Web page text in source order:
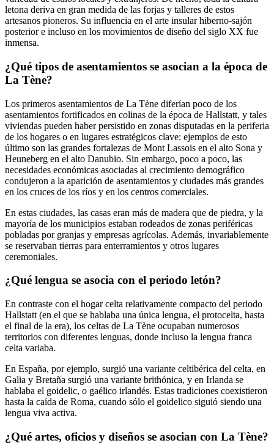
letona deriva en gran medida de las forjas y talleres de estos
artesanos pioneros. Su influencia en el arte insular hiberno-sajón
posterior e incluso en los movimientos de diseño del siglo XX fue
inmensa.
¿Qué tipos de asentamientos se asocian a la época de
La Tène?
Los primeros asentamientos de La Tène diferían poco de los
asentamientos fortificados en colinas de la época de Hallstatt, y tales
viviendas pueden haber persistido en zonas disputadas en la periferia
de los hogares o en lugares estratégicos clave: ejemplos de esto
último son las grandes fortalezas de Mont Lassois en el alto Sona y
Heuneberg en el alto Danubio. Sin embargo, poco a poco, las
necesidades económicas asociadas al crecimiento demográfico
condujeron a la aparición de asentamientos y ciudades más grandes
en los cruces de los ríos y en los centros comerciales.
En estas ciudades, las casas eran más de madera que de piedra, y la
mayoría de los municipios estaban rodeados de zonas periféricas
pobladas por granjas y empresas agrícolas. Además, invariablemente
se reservaban tierras para enterramientos y otros lugares
ceremoniales.
¿Qué lengua se asocia con el periodo letón?
En contraste con el hogar celta relativamente compacto del periodo
Hallstatt (en el que se hablaba una única lengua, el protocelta, hasta
el final de la era), los celtas de La Tène ocupaban numerosos
territorios con diferentes lenguas, donde incluso la lengua franca
celta variaba.
En España, por ejemplo, surgió una variante celtibérica del celta, en
Galia y Bretaña surgió una variante brithónica, y en Irlanda se
hablaba el goidelic, o gaélico irlandés. Estas tradiciones coexistieron
hasta la caída de Roma, cuando sólo el goidelico siguió siendo una
lengua viva activa.
¿Qué artes, oficios y diseños se asocian con La Tène?